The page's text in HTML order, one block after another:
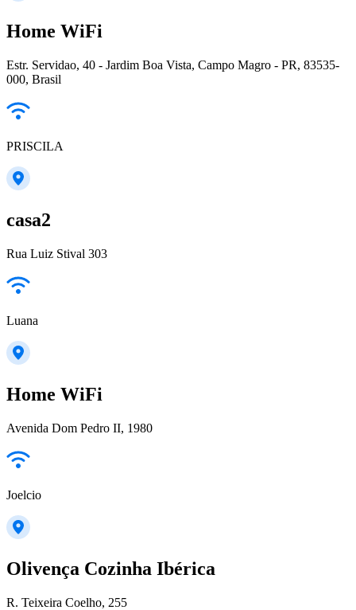
Home WiFi
Estr. Servidao, 40 - Jardim Boa Vista, Campo Magro - PR, 83535-
000, Brasil
PRISCILA
casa2
Rua Luiz Stival 303
Luana
Home WiFi
Avenida Dom Pedro II, 1980
Joelcio
Olivença Cozinha Ibérica
R. Teixeira Coelho, 255